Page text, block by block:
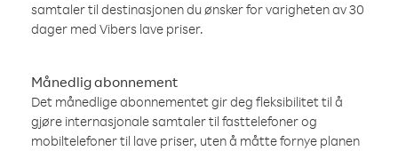
samtaler til destinasjonen du ønsker for varigheten av 30
dager med Vibers lave priser.
Månedlig abonnement
Det månedlige abonnementet gir deg fleksibilitet til å
gjøre internasjonale samtaler til fasttelefoner og
mobiltelefoner til lave priser, uten å måtte fornye planen